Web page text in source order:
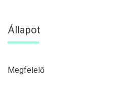
Állapot
Megfelelő